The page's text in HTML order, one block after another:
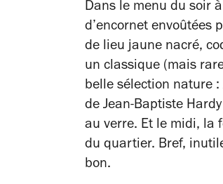
Dans le menu du soir
d’encornet envoûtées
de lieu jaune nacré,
un classique (mais
belle sélection nature
de Jean-Baptiste
au verre. Et le midi, la
du quartier. Bref,
bon.